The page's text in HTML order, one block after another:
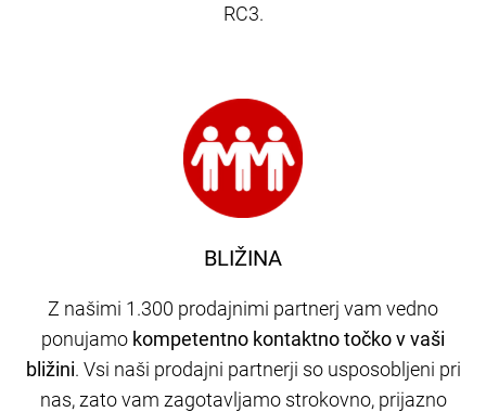
BLIŽINA
Z našimi 1.300 prodajnimi partnerj vam vedno
ponujamo kompetentno kontaktno točko v vaši
bližini. Vsi naši prodajni partnerji so usposobljeni pri
nas, zato vam zagotavljamo strokovno, prijazno
RC3.